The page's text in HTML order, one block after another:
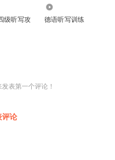
级听写攻
德语听写训练
表第一个评论！
评论